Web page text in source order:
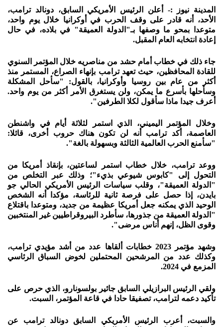
المدينة نيوز :- أعلن الرئيس الأمريكي السابق، دونالد ترامب،
الأحد، أنه قادر على وقف الحرب في أوكرانيا خلال يوم واحد،
متوعدا بمحو ما وصفها بـ"الدولة العميقة" في بلاده، في حال
إعادة انتخابه العام المقبل.
جاء ذلك في خطاب أمام حشد من مناصريه خلال المؤتمر السنوي
للقادة المحافظين، حيث تعهد ترامب بإنهاء الصراع، المستمر منذ
أكثر من عام بين روسيا وأوكرانيا، بالقول: "سأحل المشكلة
وسأحلها بأسرع ما يمكن، ولن يستغرق الأمر أكثر من يوم واحد.
أعرف جيدا ماذا سأقول لكلا الطرفين".
وخلال المؤتمر اليميني، الذي استمر لثلاثة أيام في واشنطن
العاصمة، أكد ترامب أنه لن تكون هناك حروب أخرى، قائلا:
"سأمنع الحرب العالمية الثالثة وبسهولة بالغة".
ووعد ترامب، خلال خطاب استمر لساعتين، بإنقاذ أمريكا من
التحول إلى "كابوس شيوعي بذيء"؛ وذلك عبر التخلص من
"الدولة العميقة"، وقلب سياسات الرئيس الأمريكي الحالي جو
بايدن، إذا حصل على فرصة ثانية للرئاسة، مؤكدا أنه الشخص
الوحيد الذي يمكنه جعل أمريكا عظيمة من جديد، ومتوعدا باقتلاع
"الدولة العميقة من جذورها، سأطرد البيروقراطيين غير المنتخبين
وقوى الظل، إنهم أناس مرضى".
وشهد مؤتمر 2023 خطابات ألقاها عدد من أشد مؤيدي ترامب،
وكذلك عدد من المرشحين المحتملين لخوض السباق الرئاسي
المزمع في 2024.
ولقي الرئيس البرازيلي السابق جائير بولسونارو، الذي حرص على
تأكيد دعمه لترامب، تصفيقا حادا في قاعة المؤتمر، السبت.
والسبت، أعرب الرئيس الأمريكي السابق دونالد ترامب عن